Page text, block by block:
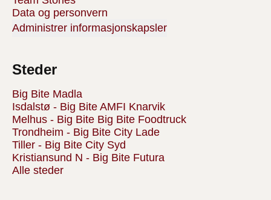
Data og personvern
Administrer informasjonskapsler
Steder
Big Bite Madla
Isdalstø - Big Bite AMFI Knarvik
Melhus - Big Bite Big Bite Foodtruck
Trondheim - Big Bite City Lade
Tiller - Big Bite City Syd
Kristiansund N - Big Bite Futura
Alle steder